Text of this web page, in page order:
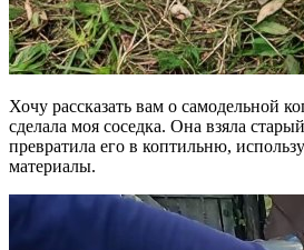
Хочу рассказать вам о самодельной
сделала моя соседка. Она взяла
превратила его в коптильню,
материалы.